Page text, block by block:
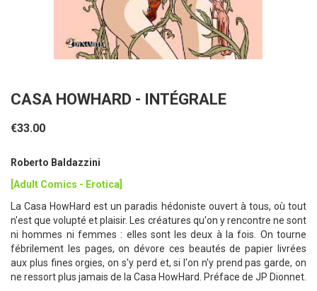
CASA HOWHARD - INTÉGRALE
€33.00
Roberto Baldazzini
[Adult Comics - Erotica]
La Casa HowHard est un paradis hédoniste ouvert à tous, où tout
n'est que volupté et plaisir. Les créatures qu'on y rencontre ne sont
ni hommes ni femmes : elles sont les deux à la fois. On tourne
fébrilement les pages, on dévore ces beautés de papier livrées
aux plus fines orgies, on s'y perd et, si l'on n'y prend pas garde, on
ne ressort plus jamais de la Casa HowHard. Préface de JP Dionnet.